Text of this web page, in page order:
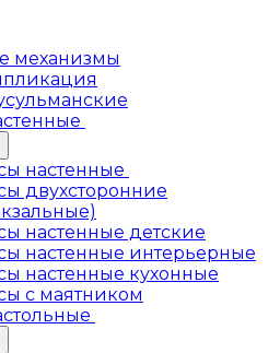
механизмы
настенные
двухсторонние
настенные детские
настенные интерьерные
настенные кухонные
с маятником